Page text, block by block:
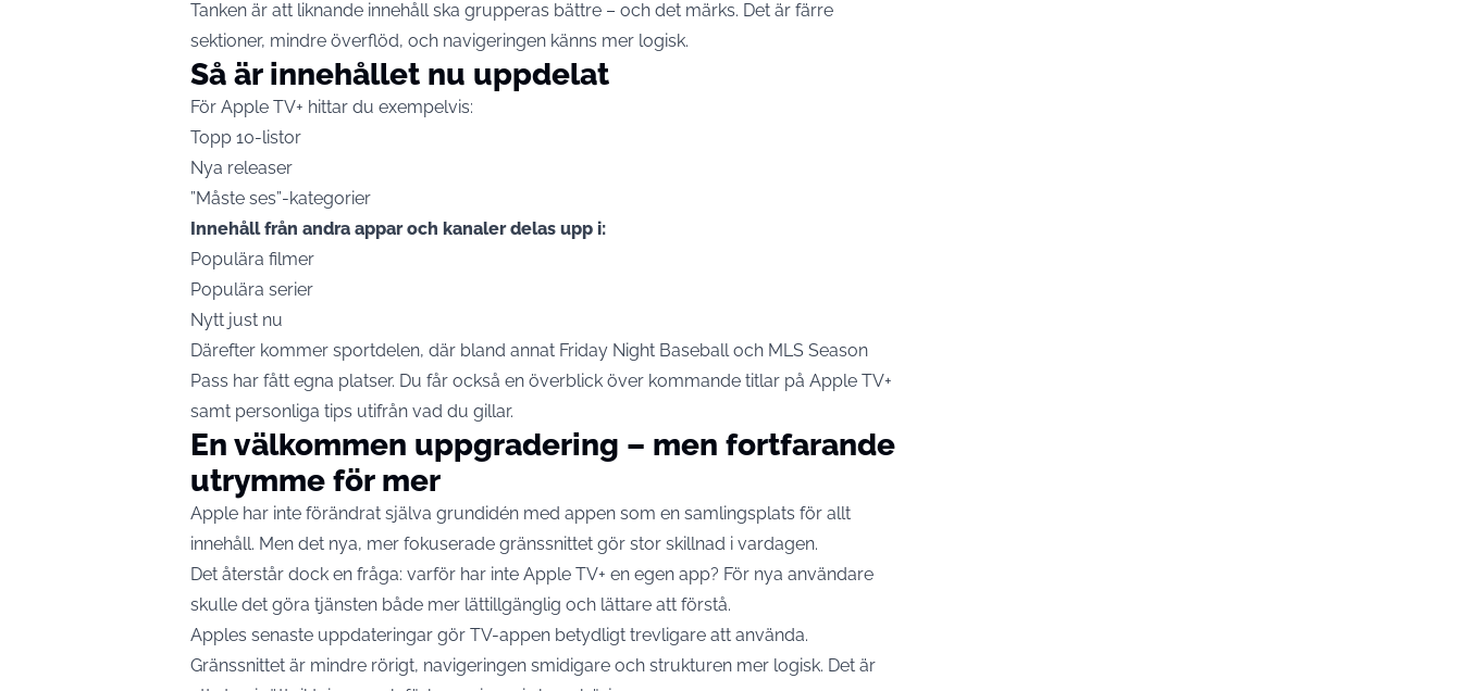
Tanken är att liknande innehåll ska grupperas bättre – och det märks. Det är färre
sektioner, mindre överflöd, och navigeringen känns mer logisk.
Så är innehållet nu uppdelat
För Apple TV+ hittar du exempelvis:
Topp 10-listor
Nya releaser
”Måste ses”-kategorier
Innehåll från andra appar och kanaler delas upp i:
Populära filmer
Populära serier
Nytt just nu
Därefter kommer sportdelen, där bland annat Friday Night Baseball och MLS Season
Pass har fått egna platser. Du får också en överblick över kommande titlar på Apple TV+
samt personliga tips utifrån vad du gillar.
En välkommen uppgradering – men fortfarande
utrymme för mer
Apple har inte förändrat själva grundidén med appen som en samlingsplats för allt
innehåll. Men det nya, mer fokuserade gränssnittet gör stor skillnad i vardagen.
Det återstår dock en fråga: varför har inte Apple TV+ en egen app? För nya användare
skulle det göra tjänsten både mer lättillgänglig och lättare att förstå.
Apples senaste uppdateringar gör TV-appen betydligt trevligare att använda.
Gränssnittet är mindre rörigt, navigeringen smidigare och strukturen mer logisk. Det är